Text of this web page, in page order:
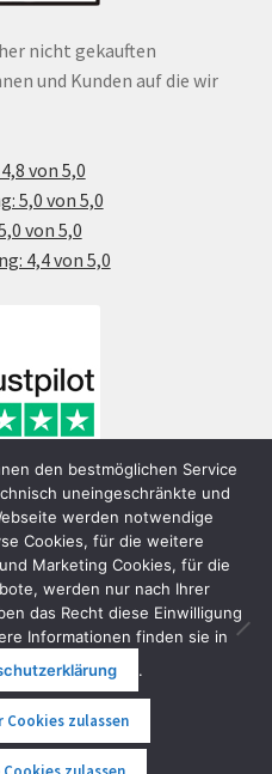
nicht gekauften
und Kunden auf die wir
von 5,0
5,0 von 5,0
von 5,0
4,4 von 5,0
Elektromobilität 2026
mit WooCommerce
den bestmöglichen Service
uneingeschränkte und
werden notwendige
Cookies, für die weitere
Marketing Cookies, für die
werden nur nach Ihrer
das Recht diese Einwilligung
Informationen finden sie in
.
Cookies zulassen